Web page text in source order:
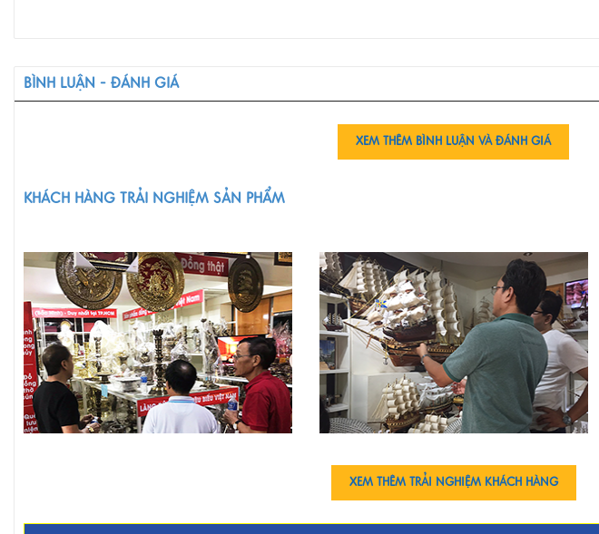
BÌNH LUẬN - ĐÁNH GIÁ
XEM THÊM BÌNH LUẬN VÀ ĐÁNH GIÁ
KHÁCH HÀNG TRẢI NGHIỆM SẢN PHẨM
XEM THÊM TRẢI NGHIỆM KHÁCH HÀNG